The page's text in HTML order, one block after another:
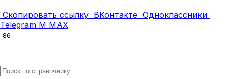
Скопировать ссылку ВКонтакте Одноклассники
Telegram M MAX
86